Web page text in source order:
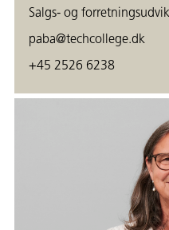
Salgs- og
paba@techcollege.dk
+45 2526 6238